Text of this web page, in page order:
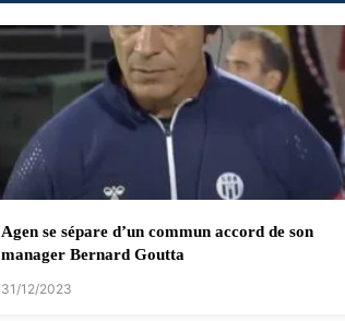
Agen se sépare d’un commun accord de son
manager Bernard Goutta
31/12/2023